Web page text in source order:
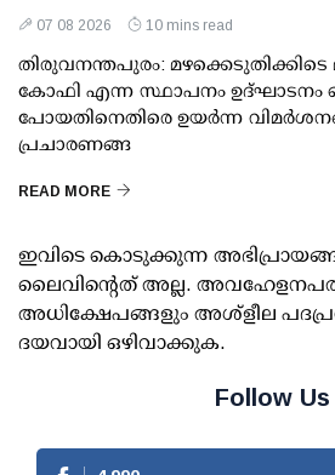
07 08 2026 10 mins read
തിരുവനന്തപുരം:
കോഫി എന്ന സ്ഥാപനം ഉദ്ഘാടനം
പോയതിനെതിരെ ഉയര്‍ന്ന
പ്രചാരണങ്ങ
READ MORE
ഇവിടെ കൊടുക്കുന്ന
ലൈവിന്റെത് അല്ല.
അധിക്ഷേപങ്ങളും അശ്‌ളീല
ദയവായി ഒഴിവാക്കുക.
Follow Us